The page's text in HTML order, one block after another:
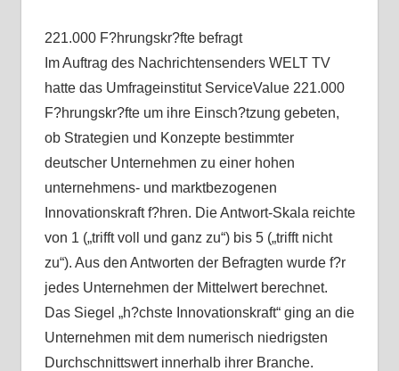
221.000 F?hrungskr?fte befragt
Im Auftrag des Nachrichtensenders WELT TV
hatte das Umfrageinstitut ServiceValue 221.000
F?hrungskr?fte um ihre Einsch?tzung gebeten,
ob Strategien und Konzepte bestimmter
deutscher Unternehmen zu einer hohen
unternehmens- und marktbezogenen
Innovationskraft f?hren. Die Antwort-Skala reichte
von 1 („trifft voll und ganz zu“) bis 5 („trifft nicht
zu“). Aus den Antworten der Befragten wurde f?r
jedes Unternehmen der Mittelwert berechnet.
Das Siegel „h?chste Innovationskraft“ ging an die
Unternehmen mit dem numerisch niedrigsten
Durchschnittswert innerhalb ihrer Branche.